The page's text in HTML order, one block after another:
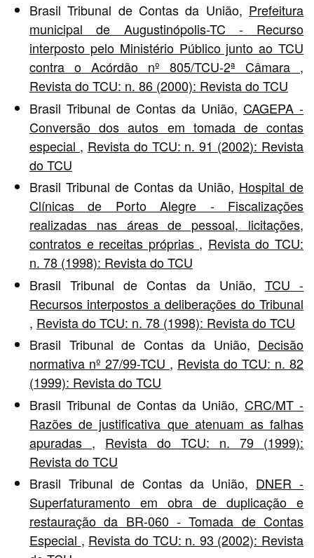
Brasil Tribunal de Contas da União, Prefeitura
municipal de Augustinópolis-TC - Recurso
interposto pelo Ministério Público junto ao TCU
contra o Acórdão nº 805/TCU-2ª Câmara ,
Revista do TCU: n. 86 (2000): Revista do TCU
Brasil Tribunal de Contas da União, CAGEPA -
Conversão dos autos em tomada de contas
especial , Revista do TCU: n. 91 (2002): Revista
do TCU
Brasil Tribunal de Contas da União, Hospital de
Clínicas de Porto Alegre - Fiscalizações
realizadas nas áreas de pessoal, licitações,
contratos e receitas próprias , Revista do TCU:
n. 78 (1998): Revista do TCU
Brasil Tribunal de Contas da União, TCU -
Recursos interpostos a deliberações do Tribunal
, Revista do TCU: n. 78 (1998): Revista do TCU
Brasil Tribunal de Contas da União, Decisão
normativa nº 27/99-TCU , Revista do TCU: n. 82
(1999): Revista do TCU
Brasil Tribunal de Contas da União, CRC/MT -
Razões de justificativa que atenuam as falhas
apuradas , Revista do TCU: n. 79 (1999):
Revista do TCU
Brasil Tribunal de Contas da União, DNER -
Superfaturamento em obra de duplicação e
restauração da BR-060 - Tomada de Contas
Especial , Revista do TCU: n. 93 (2002): Revista